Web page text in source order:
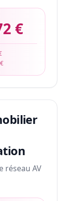
€
réseau AV